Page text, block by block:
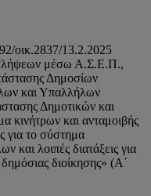
13.2.2025
μέσω Α.Σ.Ε.Π.,
Δημοσίων
και Υπαλλήλων
Δημοτικών και
κινήτρων και ανταμοιβής
για το σύστημα
και λοιπές διατάξεις για
διοίκησης» (Α΄